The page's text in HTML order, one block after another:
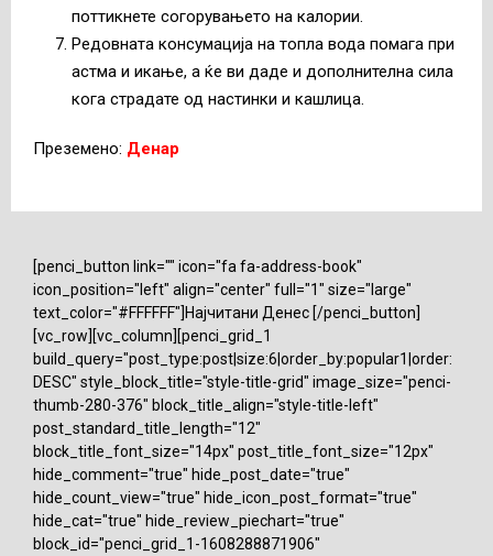
поттикнете согорувањето на калории.
Редовната консумација на топла вода помага при
астма и икање, а ќе ви даде и дополнителна сила
кога страдате од настинки и кашлица.
Преземено: Денар
[penci_button link="" icon="fa fa-address-book"
icon_position="left" align="center" full="1" size="large"
text_color="#FFFFFF"]Најчитани Денес [/penci_button]
[vc_row][vc_column][penci_grid_1
build_query="post_type:post|size:6|order_by:popular1|order:
DESC" style_block_title="style-title-grid" image_size="penci-
thumb-280-376" block_title_align="style-title-left"
post_standard_title_length="12"
block_title_font_size="14px" post_title_font_size="12px"
hide_comment="true" hide_post_date="true"
hide_count_view="true" hide_icon_post_format="true"
hide_cat="true" hide_review_piechart="true"
block_id="penci_grid_1-1608288871906"